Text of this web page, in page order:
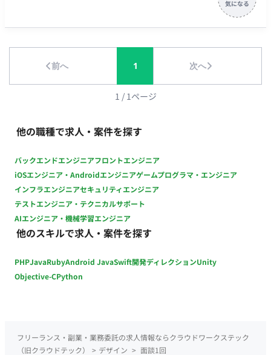
過した分は別途全額支給 ※その他、エリア手当（上限15,000
円）、調整給（5,000円）等の支給規定あり 昇給：年1回 (1
険、厚生年金保険、労災保険、雇用保険） 受動喫煙対策：あり
全額支給／正社員：エリア手当として支給） ・健康診断（年1
型確定拠出年金 ・産前産後・育児休業制度（取得実績あり）、
介護休業制度 ・各種特別休暇 ・社員割引制度 ・自己啓発支援
制度 ・ドリームジャンボ休暇(抽選で有休とお祝い金付与) ・
Let's5!!YOU4(自ら等級UPを申し出る仕組み) ・ノーベル起案
(誰でも起案できる制度) ・私服勤務可
社内スタッフおよび複数の外部フリーランススタッフと連携し
て業務を進めます。 ■開発環境： ・DTPツール（詳細は要確
リモート稼働：可能（フルリモート） ・フレックス稼働：要確
認
前へ 1 次へ
1 / 1ページ
他の職種で求人・案件を探す
バックエンドエンジニアフロントエンジニア
iOSエンジニア・Androidエンジニアゲームプログラマ・エンジニア
インフラエンジニアセキュリティエンジニア
テストエンジニア・テクニカルサポート
AIエンジニア・機械学習エンジニア
他のスキルで求人・案件を探す
PHPJavaRubyAndroid JavaSwift開発ディレクションUnity
Objective-CPython
フリーランス・副業・業務委託の求人情報ならクラウドワークステック
（旧クラウドテック）
> デザイン > 面談1回